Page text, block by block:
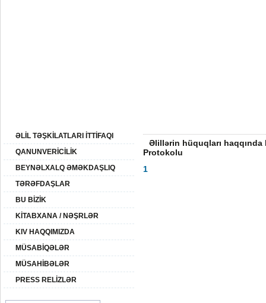
Əlillərin hüquqları haqqında
Protokolu
1
ƏLİL TƏŞKİLATLARI İTTİFAQI
QANUNVERİCİLİK
BEYNƏLXALQ ƏMƏKDAŞLIQ
TƏRƏFDAŞLAR
BU BİZİK
KİTABXANA / NƏŞRLƏR
KIV HAQQIMIZDA
MÜSABİQƏLƏR
MÜSAHİBƏLƏR
PRESS RELİZLƏR